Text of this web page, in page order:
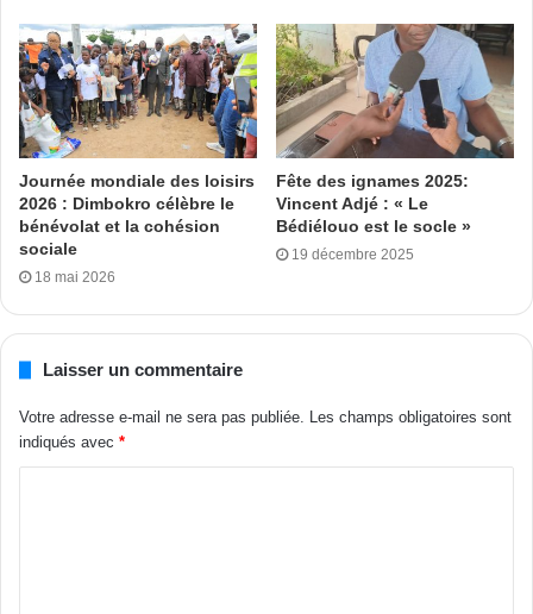
s’exprimer dans les plus grandes salles d’Abidjan.
Nous irons à l’intérieur du pays et hors du pays pour faire
valoir les talents féminins. Elles ont le talent et il est temps
que nos actrices, humoristes aient des renommées
internationales », a-t-elle déclaré.
Olivier Dion avec A. Traoré (Stagiaire)
Tags
Journée mondiale des loisirs
2026 : Dimbokro célèbre le
bénévolat et la cohésion
sociale
18 mai 2026
Fête des ignames 2025:
Vincent Adjé : « Le
Bédiélouo est le socle »
19 décembre 2025
Laisser un commentaire
Votre adresse e-mail ne sera pas publiée. Les champs obligatoires sont
indiqués avec *